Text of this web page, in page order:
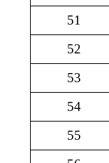
51
52
53
54
55